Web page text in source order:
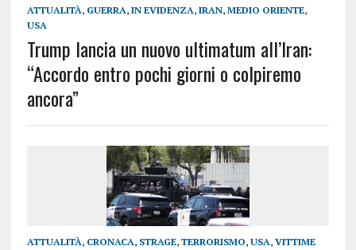
ATTUALITÀ, GUERRA, IN EVIDENZA, IRAN, MEDIO ORIENTE,
USA
Trump lancia un nuovo ultimatum all’Iran:
“Accordo entro pochi giorni o colpiremo
ancora”
ATTUALITÀ, CRONACA, STRAGE, TERRORISMO, USA, VITTIME